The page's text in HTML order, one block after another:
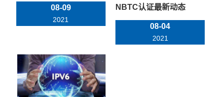
08-09
2021
NBTC认证最新动态
08-04
2021